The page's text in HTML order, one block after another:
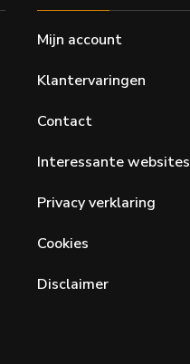
Mijn account
Klantervaringen
Contact
Interessante websites
Privacy verklaring
Cookies
Disclaimer